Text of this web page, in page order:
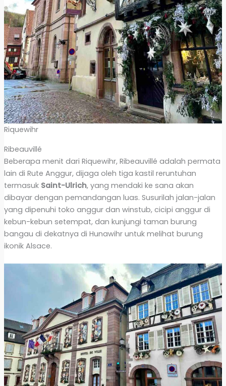
Riquewihr
Ribeauvillé
Beberapa menit dari Riquewihr, Ribeauvillé adalah permata
lain di Rute Anggur, dijaga oleh tiga kastil reruntuhan
termasuk Saint-Ulrich, yang mendaki ke sana akan
dibayar dengan pemandangan luas. Susurilah jalan-jalan
yang dipenuhi toko anggur dan winstub, cicipi anggur di
kebun-kebun setempat, dan kunjungi taman burung
bangau di dekatnya di Hunawihr untuk melihat burung
ikonik Alsace.